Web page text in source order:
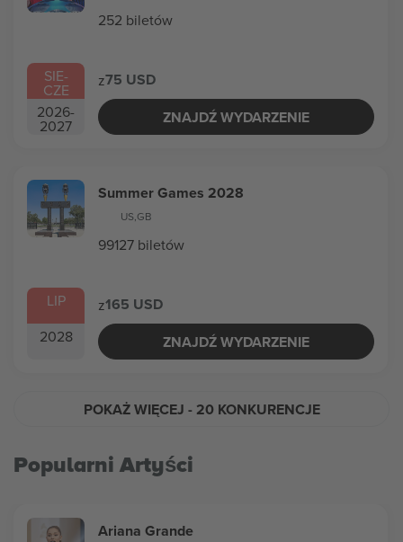
SIE-
CZE
2026-
2027
252 biletów
z75 USD
ZNAJDŹ WYDARZENIE
LIP
2028
Summer Games 2028
US,GB
99127 biletów
z165 USD
ZNAJDŹ WYDARZENIE
POKAŻ WIĘCEJ - 20 KONKURENCJE
Popularni Artyści
Ariana Grande